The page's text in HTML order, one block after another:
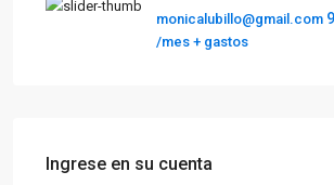
monicalubillo@gmail.com
/mes + gastos
Ingrese en su cuenta